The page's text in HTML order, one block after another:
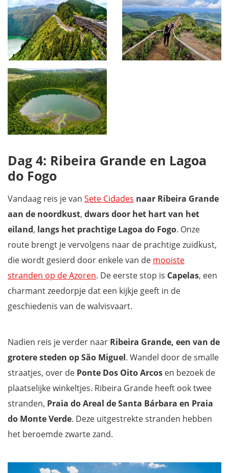
Dag 4: Ribeira Grande en Lagoa
do Fogo
Vandaag reis je van Sete Cidades naar Ribeira Grande
aan de noordkust, dwars door het hart van het
eiland, langs het prachtige Lagoa do Fogo. Onze
route brengt je vervolgens naar de prachtige zuidkust,
die wordt gesierd door enkele van de mooiste
stranden op de Azoren. De eerste stop is Capelas, een
charmant zeedorpje dat een kijkje geeft in de
geschiedenis van de walvisvaart.
Nadien reis je verder naar Ribeira Grande, een van de
grotere steden op São Miguel. Wandel door de smalle
straatjes, over de Ponte Dos Oito Arcos en bezoek de
plaatselijke winkeltjes. Ribeira Grande heeft ook twee
stranden, Praia do Areal de Santa Bárbara en Praia
do Monte Verde. Deze uitgestrekte stranden hebben
het beroemde zwarte zand.